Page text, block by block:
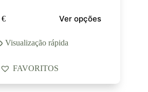
€ Ver opções
Visualização rápida
FAVORITOS